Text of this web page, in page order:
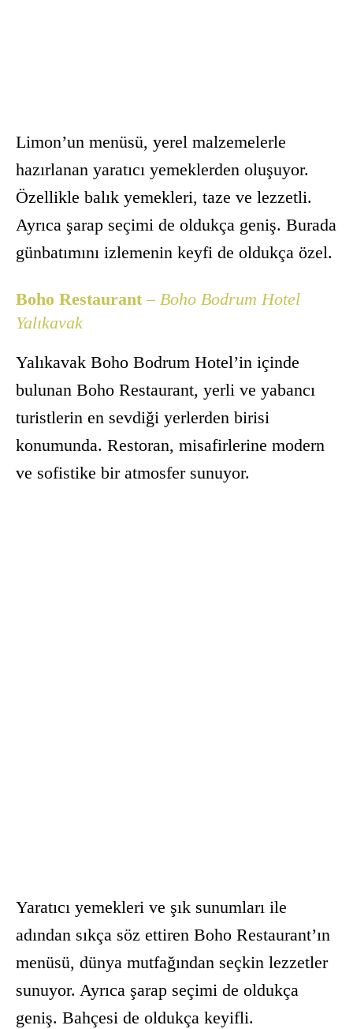
Limon’un menüsü, yerel malzemelerle
hazırlanan yaratıcı yemeklerden oluşuyor.
Özellikle balık yemekleri, taze ve lezzetli.
Ayrıca şarap seçimi de oldukça geniş. Burada
günbatımını izlemenin keyfi de oldukça özel.
Boho Restaurant– Boho Bodrum Hotel
Yalıkavak
Yalıkavak Boho Bodrum Hotel’in içinde
bulunan Boho Restaurant, yerli ve yabancı
turistlerin en sevdiği yerlerden birisi
konumunda. Restoran, misafirlerine modern
ve sofistike bir atmosfer sunuyor.
Yaratıcı yemekleri ve şık sunumları ile
adından sıkça söz ettiren Boho Restaurant’ın
menüsü, dünya mutfağından seçkin lezzetler
sunuyor. Ayrıca şarap seçimi de oldukça
geniş. Bahçesi de oldukça keyifli.